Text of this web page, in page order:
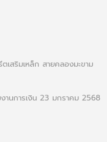
เสริมเหล็ก สายคลองมะขาม
านการเงิน 23 มกราคม 2568